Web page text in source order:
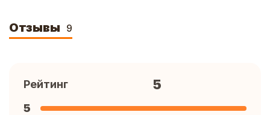
Отзывы 9
Рейтинг 5
5